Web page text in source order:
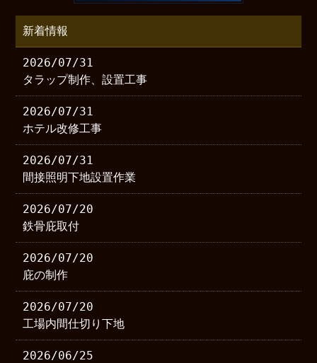
新着情報
2026/07/31
タラップ制作、設置工事
2026/07/31
ホテル改修工事
2026/07/31
間接照明下地設置作業
2026/07/20
鉄骨庇取付
2026/07/20
庇の制作
2026/07/20
工場内間仕切り下地
2026/06/25